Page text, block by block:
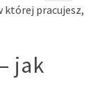
której pracujesz,
jak